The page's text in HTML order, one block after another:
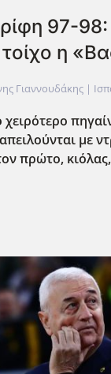
97-
η
Γιαννουδάκης |
με
πρώτο,